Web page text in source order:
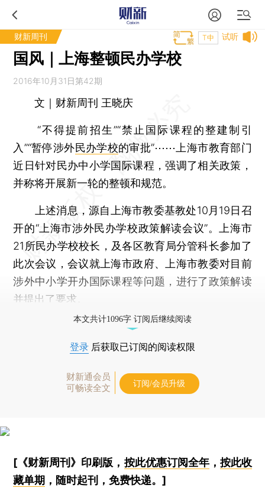
财新周刊 试听
T中
国风｜上海整顿民办学校
2016年10月31日第42期
文｜财新周刊 王晓庆
“不得提前招生”“禁止国际课程的整建制引
入”“暂停涉外民办学校的审批”⋯⋯上海市教育部门
近日针对民办中小学国际课程，强调了相关政策，
并称将开展新一轮的整顿和规范。
上述消息，源自上海市教委基教处10月19日召
开的“上海市涉外民办学校政策解读会议”。上海市
21所民办学校校长，及各区教育局分管科长参加了
此次会议，会议就上海市政府、上海市教委对目前
涉外中小学开办国际课程等问题，进行了政策解读
并提出了要求。
本文共计1096字 订阅后继续阅读
登录 后获取已订阅的阅读权限
财新通会员
可畅读全文
订阅/会员升级
[《财新周刊》印刷版， 按此优惠订阅全年， 按此收
藏单期 ，随时起刊，免费快递。]